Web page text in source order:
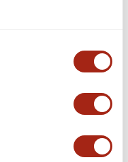
les informations du